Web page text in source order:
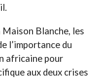
Maison Blanche, les
l’importance du
africaine pour
aux deux crises